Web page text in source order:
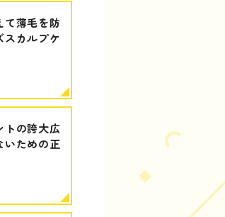
て薄毛を防
スカルプケ
トの誇大広
いための正